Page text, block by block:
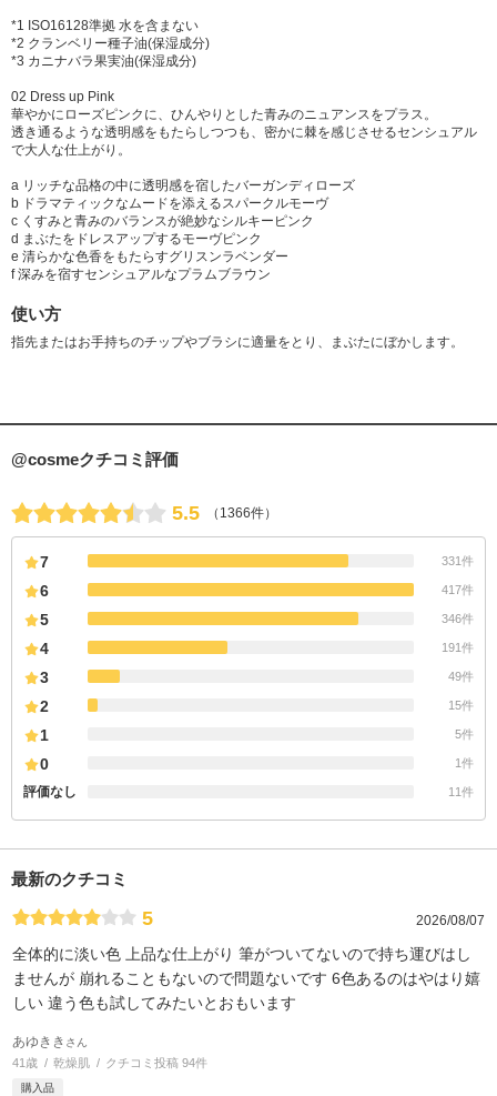
*1 ISO16128準拠 水を含まない
*2 クランベリー種子油(保湿成分)
*3 カニナバラ果実油(保湿成分)
02 Dress up Pink
華やかにローズピンクに、ひんやりとした青みのニュアンスをプラス。
透き通るような透明感をもたらしつつも、密かに棘を感じさせるセンシュアル
で大人な仕上がり。
a リッチな品格の中に透明感を宿したバーガンディローズ
b ドラマティックなムードを添えるスパークルモーヴ
c くすみと青みのバランスが絶妙なシルキーピンク
d まぶたをドレスアップするモーヴピンク
e 清らかな色香をもたらすグリスンラベンダー
f 深みを宿すセンシュアルなプラムブラウン
使い方
指先またはお手持ちのチップやブラシに適量をとり、まぶたにぼかします。
@cosmeクチコミ評価
5.5 （1366件）
7 331件
6 417件
5 346件
4 191件
3 49件
2 15件
1 5件
0 1件
評価なし 11件
最新のクチコミ
5 2026/08/07
全体的に淡い色 上品な仕上がり 筆がついてないので持ち運びはし
ませんが 崩れることもないので問題ないです 6色あるのはやはり嬉
しい 違う色も試してみたいとおもいます
あゆきき さん
41歳 乾燥肌 クチコミ投稿 94件
購入品